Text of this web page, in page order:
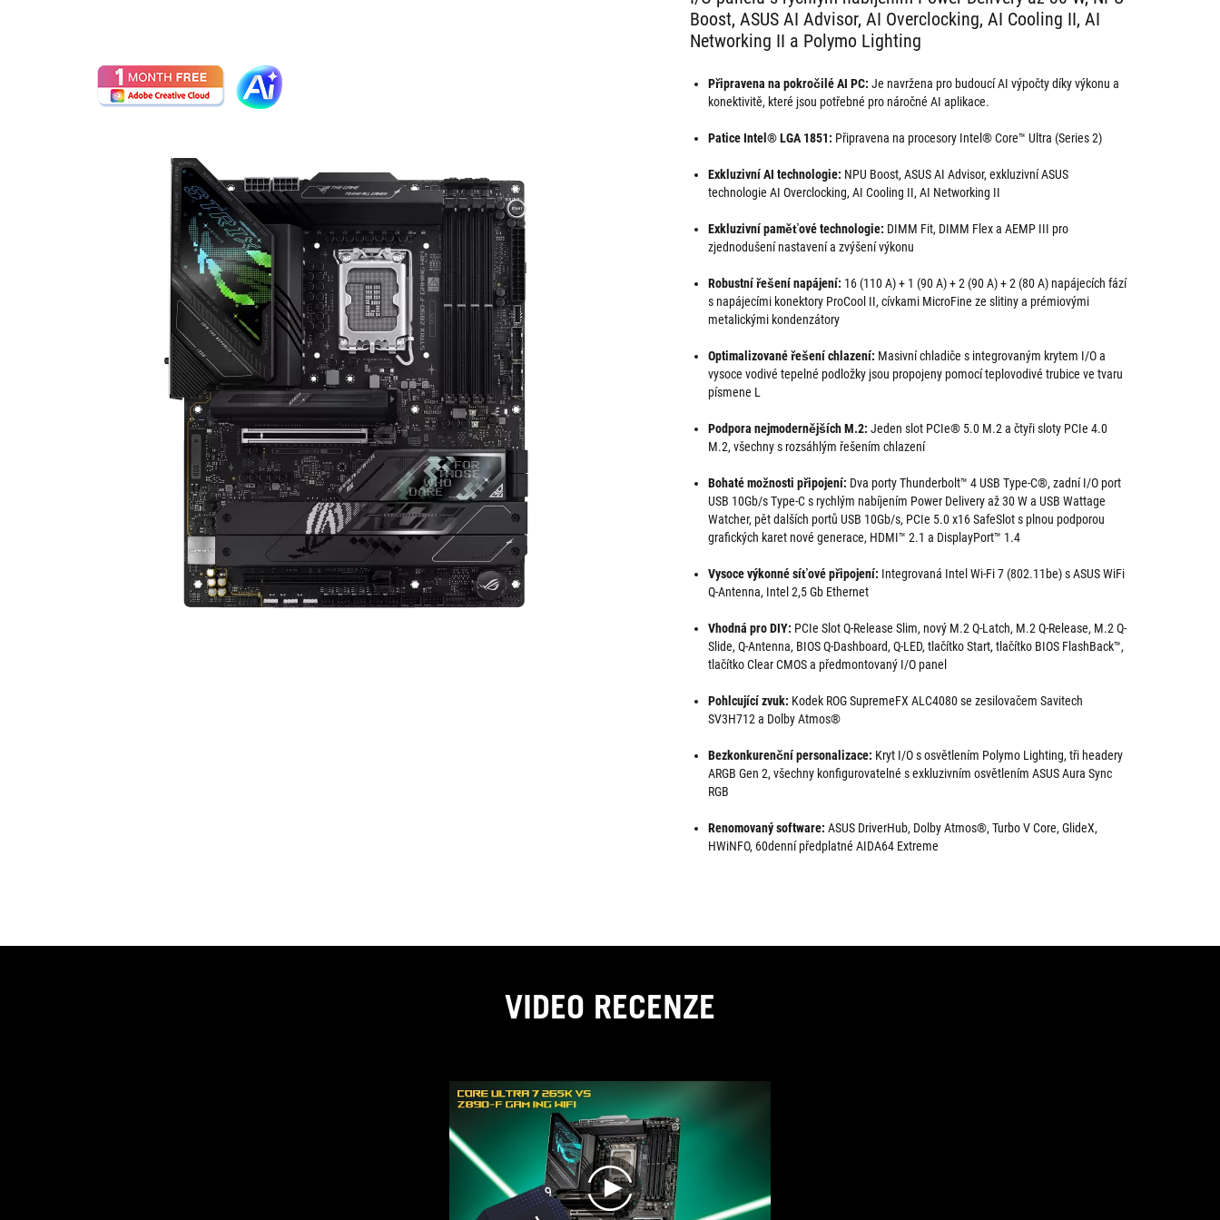
Boost, ASUS AI Advisor, AI Overclocking, AI Cooling II, AI
Networking II a Polymo Lighting
Připravena na pokročilé AI PC: Je navržena pro budoucí AI výpočty díky výkonu a
konektivitě, které jsou potřebné pro náročné AI aplikace.
Patice Intel® LGA 1851: Připravena na procesory Intel® Core™ Ultra (Series 2)
Exkluzivní AI technologie: NPU Boost, ASUS AI Advisor, exkluzivní ASUS
technologie AI Overclocking, AI Cooling II, AI Networking II
Exkluzivní paměťové technologie: DIMM Fit, DIMM Flex a AEMP III pro
zjednodušení nastavení a zvýšení výkonu
Robustní řešení napájení: 16 (110 A) + 1 (90 A) + 2 (90 A) + 2 (80 A) napájecích fází
s napájecími konektory ProCool II, cívkami MicroFine ze slitiny a prémiovými
metalickými kondenzátory
Optimalizované řešení chlazení: Masivní chladiče s integrovaným krytem I/O a
vysoce vodivé tepelné podložky jsou propojeny pomocí teplovodivé trubice ve tvaru
písmene L
Podpora nejmodernějších M.2: Jeden slot PCIe® 5.0 M.2 a čtyři sloty PCIe 4.0
M.2, všechny s rozsáhlým řešením chlazení
Bohaté možnosti připojení: Dva porty Thunderbolt™ 4 USB Type-C®, zadní I/O port
USB 10Gb/s Type-C s rychlým nabíjením Power Delivery až 30 W a USB Wattage
Watcher, pět dalších portů USB 10Gb/s, PCIe 5.0 x16 SafeSlot s plnou podporou
grafických karet nové generace, HDMI™ 2.1 a DisplayPort™ 1.4
Vysoce výkonné síťové připojení: Integrovaná Intel Wi-Fi 7 (802.11be) s ASUS WiFi
Q-Antenna, Intel 2,5 Gb Ethernet
Vhodná pro DIY: PCIe Slot Q-Release Slim, nový M.2 Q-Latch, M.2 Q-Release, M.2 Q-
Slide, Q-Antenna, BIOS Q-Dashboard, Q-LED, tlačítko Start, tlačítko BIOS FlashBack™,
tlačítko Clear CMOS a předmontovaný I/O panel
Pohlcující zvuk: Kodek ROG SupremeFX ALC4080 se zesilovačem Savitech
SV3H712 a Dolby Atmos®
Bezkonkurenční personalizace: Kryt I/O s osvětlením Polymo Lighting, tři headery
ARGB Gen 2, všechny konfigurovatelné s exkluzivním osvětlením ASUS Aura Sync
RGB
Renomovaný software: ASUS DriverHub, Dolby Atmos®, Turbo V Core, GlideX,
HWiNFO, 60denní předplatné AIDA64 Extreme
VIDEO RECENZE
play